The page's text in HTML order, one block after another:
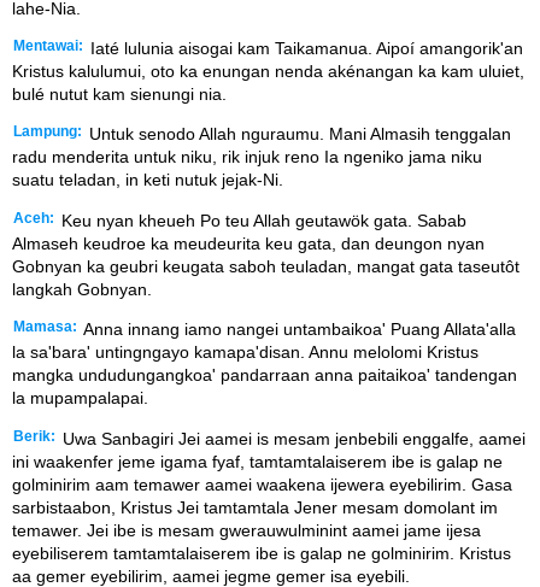
lahe-Nia.
Mentawai:
Iaté lulunia aisogai kam Taikamanua. Aipoí amangorik'an
Kristus kalulumui, oto ka enungan nenda akénangan ka kam uluiet,
bulé nutut kam sienungi nia.
Lampung:
Untuk senodo Allah nguraumu. Mani Almasih tenggalan
radu menderita untuk niku, rik injuk reno Ia ngeniko jama niku
suatu teladan, in keti nutuk jejak-Ni.
Aceh:
Keu nyan kheueh Po teu Allah geutawök gata. Sabab
Almaseh keudroe ka meudeurita keu gata, dan deungon nyan
Gobnyan ka geubri keugata saboh teuladan, mangat gata taseutôt
langkah Gobnyan.
Mamasa: Anna innang iamo nangei untambaikoa' Puang Allata'alla
la sa'bara' untingngayo kamapa'disan. Annu melolomi Kristus
mangka undudungangkoa' pandarraan anna paitaikoa' tandengan
la mupampalapai.
Berik:
Uwa Sanbagiri Jei aamei is mesam jenbebili enggalfe, aamei
ini waakenfer jeme igama fyaf, tamtamtalaiserem ibe is galap ne
golminirim aam temawer aamei waakena ijewera eyebilirim. Gasa
sarbistaabon, Kristus Jei tamtamtala Jener mesam domolant im
temawer. Jei ibe is mesam gwerauwulminint aamei jame ijesa
eyebiliserem tamtamtalaiserem ibe is galap ne golminirim. Kristus
aa gemer eyebilirim, aamei jegme gemer isa eyebili.